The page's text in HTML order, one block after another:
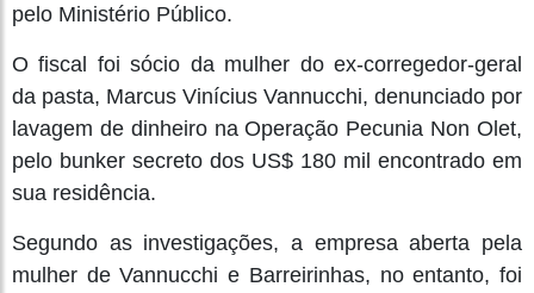
pelo Ministério Público.
O fiscal foi sócio da mulher do ex-corregedor-geral
da pasta, Marcus Vinícius Vannucchi, denunciado por
lavagem de dinheiro na Operação Pecunia Non Olet,
pelo bunker secreto dos US$ 180 mil encontrado em
sua residência.
Segundo as investigações, a empresa aberta pela
mulher de Vannucchi e Barreirinhas, no entanto, foi